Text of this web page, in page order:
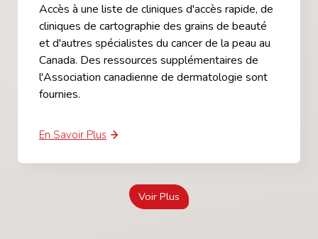
Accès à une liste de cliniques d'accès rapide, de
cliniques de cartographie des grains de beauté
et d'autres spécialistes du cancer de la peau au
Canada. Des ressources supplémentaires de
l'Association canadienne de dermatologie sont
fournies.
En Savoir Plus
Voir Plus